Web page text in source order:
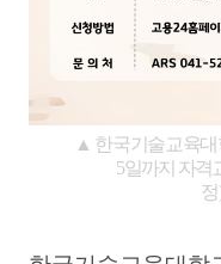
▲ 한국기술교육
5일까지 자격
정